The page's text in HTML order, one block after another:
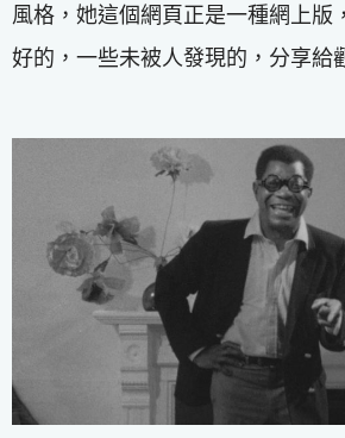
風格，她這個網頁正是一種網上版
好的，一些未被人發現的，分享給